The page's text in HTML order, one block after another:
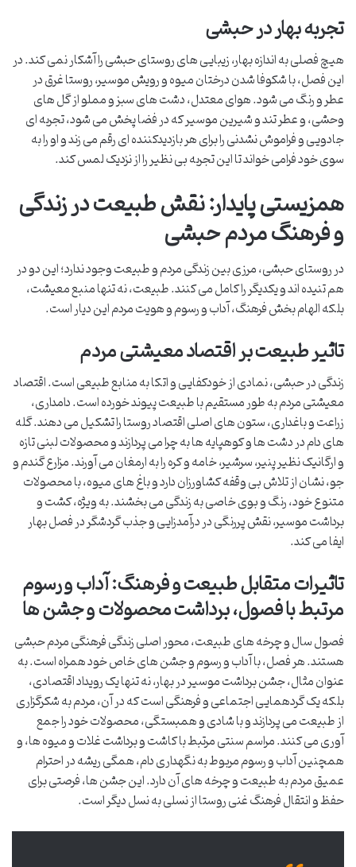
تجربه بهار در حبشی
هیچ فصلی به اندازه بهار، زیبایی های روستای حبشی را آشکار نمی کند. در
این فصل، با شکوفا شدن درختان میوه و رویش موسیر، روستا غرق در
عطر و رنگ می شود. هوای معتدل، دشت های سبز و مملو از گل های
وحشی، و عطر تند و شیرین موسیر که در فضا پخش می شود، تجربه ای
جادویی و فراموش نشدنی را برای هر بازدیدکننده ای رقم می زند و او را به
سوی خود فرامی خواند تا این تجربه بی نظیر را از نزدیک لمس کند.
همزیستی پایدار: نقش طبیعت در زندگی
و فرهنگ مردم حبشی
در روستای حبشی، مرزی بین زندگی مردم و طبیعت وجود ندارد؛ این دو در
هم تنیده اند و یکدیگر را کامل می کنند. طبیعت، نه تنها منبع معیشت،
بلکه الهام بخش فرهنگ، آداب و رسوم و هویت مردم این دیار است.
تاثیر طبیعت بر اقتصاد معیشتی مردم
زندگی در حبشی، نمادی از خودکفایی و اتکا به منابع طبیعی است. اقتصاد
معیشتی مردم به طور مستقیم با طبیعت پیوند خورده است. دامداری،
زراعت و باغداری، ستون های اصلی اقتصاد روستا را تشکیل می دهند. گله
های دام در دشت ها و کوهپایه ها به چرا می پردازند و محصولات لبنی تازه
و ارگانیک نظیر پنیر، سرشیر، خامه و کره را به ارمغان می آورند. مزارع گندم و
جو، نشان از تلاش بی وقفه کشاورزان دارد و باغ های میوه، با محصولات
متنوع خود، رنگ و بوی خاصی به زندگی می بخشند. به ویژه، کشت و
برداشت موسیر، نقش پررنگی در درآمدزایی و جذب گردشگر در فصل بهار
ایفا می کند.
تاثیرات متقابل طبیعت و فرهنگ: آداب و رسوم
مرتبط با فصول، برداشت محصولات و جشن ها
فصول سال و چرخه های طبیعت، محور اصلی زندگی فرهنگی مردم حبشی
هستند. هر فصل، با آداب و رسوم و جشن های خاص خود همراه است. به
عنوان مثال، جشن برداشت موسیر در بهار، نه تنها یک رویداد اقتصادی،
بلکه یک گردهمایی اجتماعی و فرهنگی است که در آن، مردم به شکرگزاری
از طبیعت می پردازند و با شادی و همبستگی، محصولات خود را جمع
آوری می کنند. مراسم سنتی مرتبط با کاشت و برداشت غلات و میوه ها، و
همچنین آداب و رسوم مربوط به نگهداری دام، همگی ریشه در احترام
عمیق مردم به طبیعت و چرخه های آن دارد. این جشن ها، فرصتی برای
حفظ و انتقال فرهنگ غنی روستا از نسلی به نسل دیگر است.